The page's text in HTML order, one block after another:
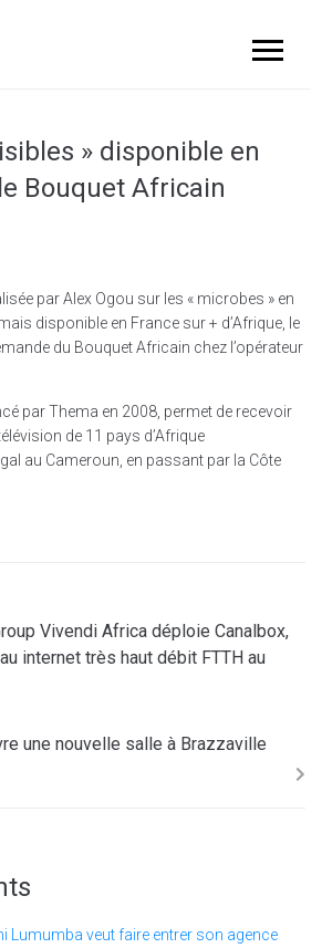
» disponible en
Bouquet Africain
par Alex Ogou sur les « microbes » en
disponible en France sur + d’Afrique, le
du Bouquet Africain chez l’opérateur
par Thema en 2008, permet de recevoir
de 11 pays d’Afrique
au Cameroun, en passant par la Côte
Vivendi Africa déploie Canalbox,
internet très haut débit FTTH au
une nouvelle salle à Brazzaville
Lumumba veut faire entrer son agence